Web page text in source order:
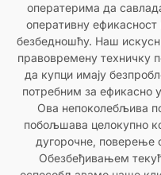
оператерима да
оперативну ефикасност
безбедношћу. Наш
правовремену техничку
да купци имају
потребним за ефикасно
Ова непоколебљива
побољшава целокупно
дугорочне, поверење
Обезбеђивањем